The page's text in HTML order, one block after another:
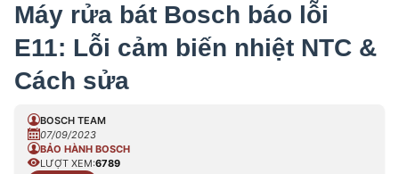
Máy rửa bát Bosch báo lỗi
E11: Lỗi cảm biến nhiệt NTC &
Cách sửa
BOSCH TEAM
07/09/2023
BẢO HÀNH BOSCH
LƯỢT XEM:6789